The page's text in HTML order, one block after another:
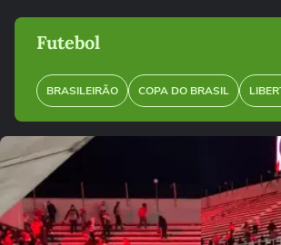
Futebol
BRASILEIRÃO COPA DO BRASIL
Ops!
Não foi possível reproduzir o